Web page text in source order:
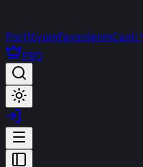
PortföyümFavorilerimCanlı
PRO